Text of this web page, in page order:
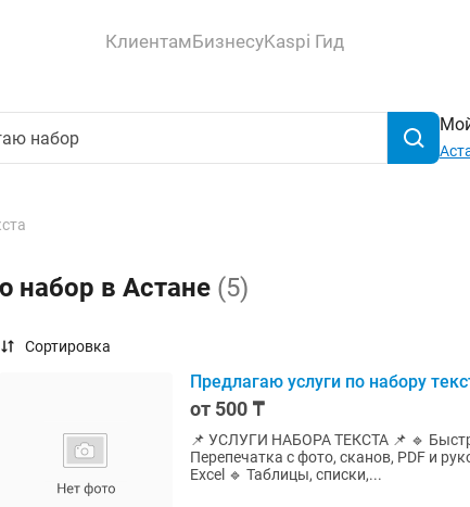
КлиентамБизнесуKaspi Гид
набор в Астане (5)
Сортировка
Предлагаю услуги по набору
от 500 ₸
📌 УСЛУГИ НАБОРА ТЕКСТА 📌 🔹 Быстрый и качественный набор текста любой сложности 🔹
Перепечатка с фото, сканов, PDF и
Excel 🔹 Таблицы, списки,...